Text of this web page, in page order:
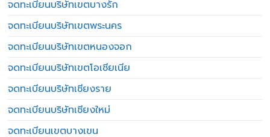
จดทะเบียนบริษัทเขตบางรัก
จดทะเบียนบริษัทเขตพระนคร
จดทะเบียนบริษัทเขตหนองจอก
จดทะเบียนบริษัทเขตโอเชียเนีย
จดทะเบียนบริษัทเชียงราย
จดทะเบียนบริษัทเชียงใหม่
จดทะเบียนเขตบางเขน